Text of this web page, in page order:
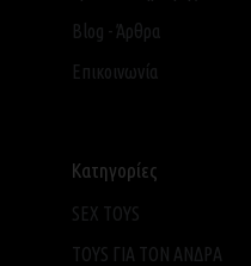
Blog - Άρθρα
Επικοινωνία
Κατηγορίες
SEX TOYS
TOYS ΓΙΑ ΤΟΝ ΑΝΔΡΑ